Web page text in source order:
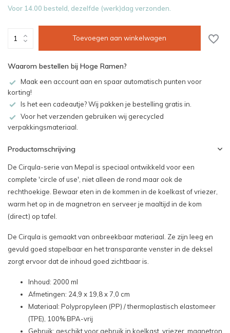
Voor 14.00 besteld, dezelfde (werk)dag verzonden.
Toevoegen aan winkelwagen
Waarom bestellen bij Hoge Ramen?
Maak een account aan en spaar automatisch punten voor
korting!
Is het een cadeautje? Wij pakken je bestelling gratis in.
Voor het verzenden gebruiken wij gerecycled
verpakkingsmateriaal.
Productomschrijving
De Cirqula-serie van Mepal is speciaal ontwikkeld voor een
complete 'circle of use', niet alleen de rond maar ook de
rechthoekige. Bewaar eten in de kommen in de koelkast of vriezer,
warm het op in de magnetron en serveer je maaltijd in de kom
(direct) op tafel.
De Cirqula is gemaakt van onbreekbaar materiaal. Ze zijn leeg en
gevuld goed stapelbaar en het transparante venster in de deksel
zorgt ervoor dat de inhoud goed zichtbaar is.
Inhoud: 2000 ml
Afmetingen: 24,9 x 19,8 x 7,0 cm
Materiaal: Polypropyleen (PP) / thermoplastisch elastomeer
(TPE), 100% BPA-vrij
Gebruik: geschikt voor gebruik in koelkast, vriezer, magnetron